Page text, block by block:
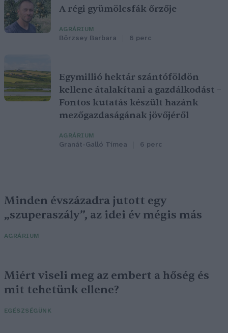
A régi gyümölcsfák őrzője
AGRÁRIUM
Börzsey Barbara 6 perc
Egymillió hektár szántóföldön
kellene átalakítani a gazdálkodást –
Fontos kutatás készült hazánk
mezőgazdaságának jövőjéről
AGRÁRIUM
Granát-Galló Tímea 6 perc
Minden évszázadra jutott egy
„szuperaszály”, az idei év mégis más
AGRÁRIUM
Miért viseli meg az embert a hőség és
mit tehetünk ellene?
EGÉSZSÉGÜNK